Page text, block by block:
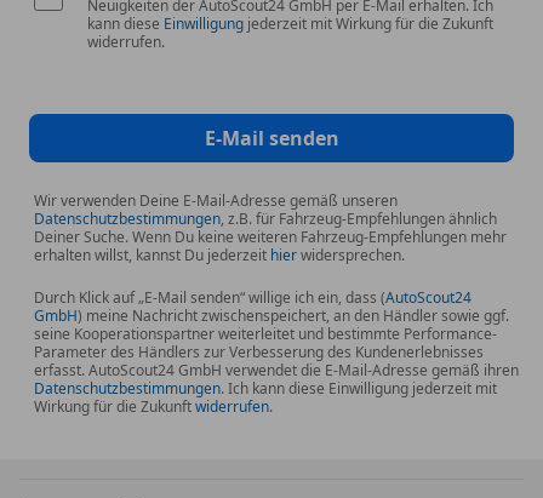
Neuigkeiten der AutoScout24 GmbH per E-Mail erhalten. Ich
kann diese Einwilligung jederzeit mit Wirkung für die Zukunft
widerrufen.
E-Mail senden
Wir verwenden Deine E-Mail-Adresse gemäß unseren
Datenschutzbestimmungen, z.B. für Fahrzeug-Empfehlungen ähnlich
Deiner Suche. Wenn Du keine weiteren Fahrzeug-Empfehlungen mehr
erhalten willst, kannst Du jederzeit hierwidersprechen.
Durch Klick auf „E-Mail senden“ willige ich ein, dass (AutoScout24
GmbH) meine Nachricht zwischenspeichert, an den Händler sowie ggf.
seine Kooperationspartner weiterleitet und bestimmte Performance-
Parameter des Händlers zur Verbesserung des Kundenerlebnisses
erfasst. AutoScout24 GmbH verwendet die E-Mail-Adresse gemäß ihren
Datenschutzbestimmungen. Ich kann diese Einwilligung jederzeit mit
Wirkung für die Zukunftwiderrufen.